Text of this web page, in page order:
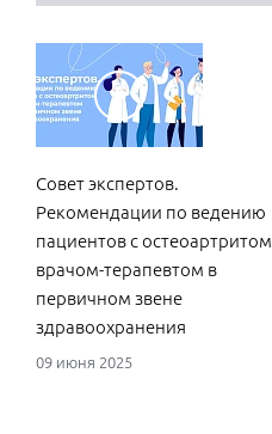
Совет экспертов.
Рекомендации по ведению
пациентов с остеоартритом
врачом-терапевтом в
первичном звене
здравоохранения
09 июня 2025